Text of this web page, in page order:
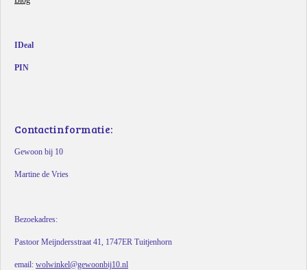
IDeal
PIN
Contactinformatie:
Gewoon bij 10
Martine de Vries
Bezoekadres:
Pastoor Meijndersstraat 41, 1747ER Tuitjenhorn
email: wolwinkel@gewoonbij10.nl